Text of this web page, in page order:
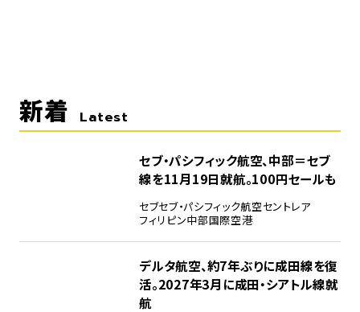
新着 Latest
セブ・パシフィック航空、中部＝セブ
線を11月19日就航。100円セールも
セブセブ・パシフィック航空セントレア
フィリピン中部国際空港
デルタ航空、約7年ぶりに成田線を復
活。2027年3月に成田・シアトル線就
航